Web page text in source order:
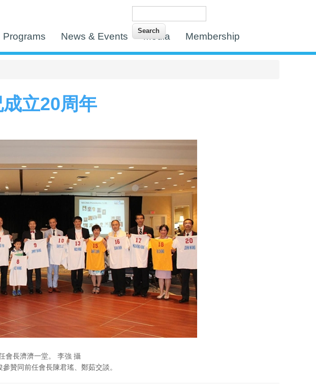
Programs News & Events Media Membership
立20周年
會長濟濟一堂。 李強 攝
贊同前任會長陳君瑤、鄭茹交談。